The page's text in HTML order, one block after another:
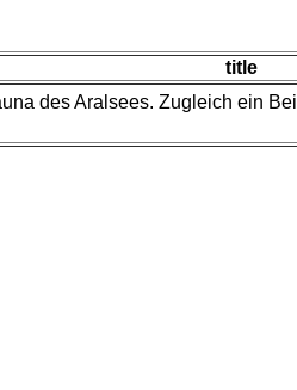
title
des Aralsees. Zugleich ein